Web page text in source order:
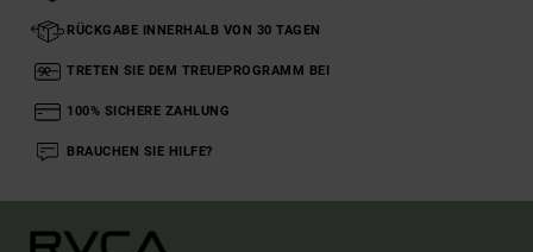
RÜCKGABE INNERHALB VON 30 TAGEN
TRETEN SIE DEM TREUEPROGRAMM BEI
100% SICHERE ZAHLUNG
BRAUCHEN SIE HILFE?